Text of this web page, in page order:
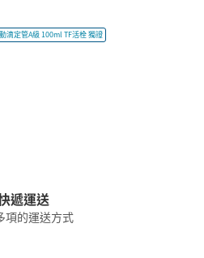
滴定管A級 100ml TF活栓 獨證
遞運送
項的運送方式